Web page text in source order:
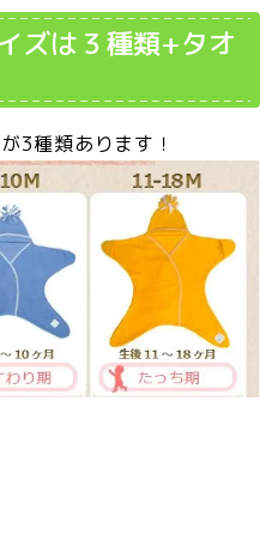
ズは３種類+タオ
3種類あります！